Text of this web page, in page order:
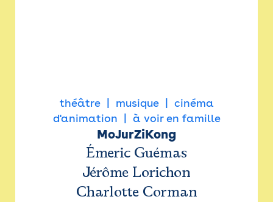
théâtre musique
cinéma
d'animation
à voir en famille
MoJurZiKong
Émeric Guémas
Jérôme Lorichon
Charlotte Corman